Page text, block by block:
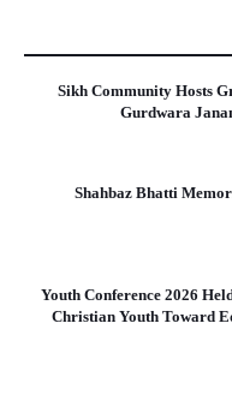
Sikh Community Hosts
Gurdwara
Shahbaz Bhatti
Youth Conference 2026
Christian Youth Toward